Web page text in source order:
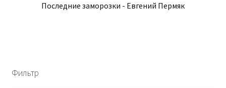
Последние заморозки - Евгений Пермяк
Фильтр